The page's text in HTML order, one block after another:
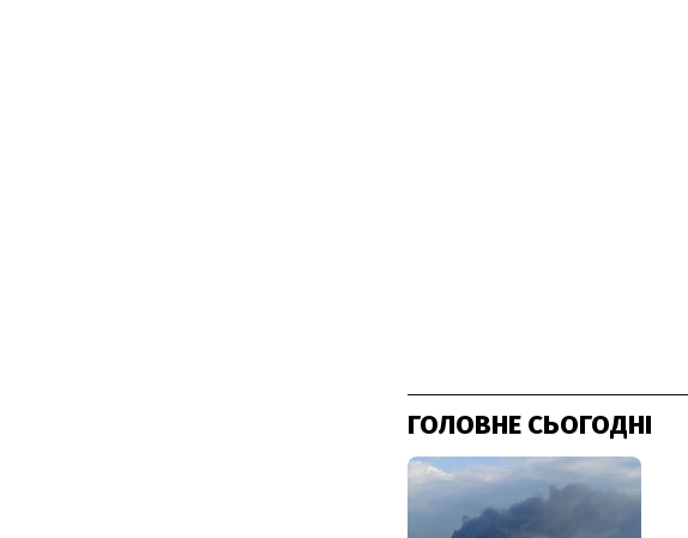
ГОЛОВНЕ СЬОГОДНІ